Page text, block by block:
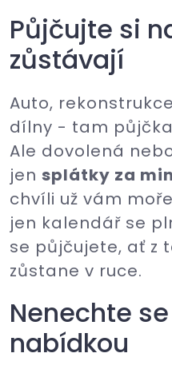
Půjčujte si
zůstávají
Auto,
dílny - tam
Ale dovolená
jen splátky za
chvíli už vám
jen kalendář se
se půjčujete, ať z
zůstane v ruce.
Nenechte
nabídkou